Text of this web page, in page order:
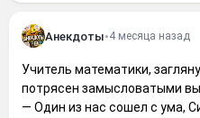
Анекдоты•4 месяца назад
Учитель математики,
потрясен замысловатыми
— Один из нас сошел с ума,